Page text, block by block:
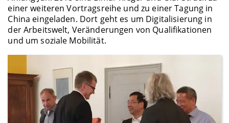
einer weiteren Vortragsreihe und zu einer Tagung in
China eingeladen. Dort geht es um Digitalisierung in
der Arbeitswelt, Veränderungen von Qualifikationen
und um soziale Mobilität.